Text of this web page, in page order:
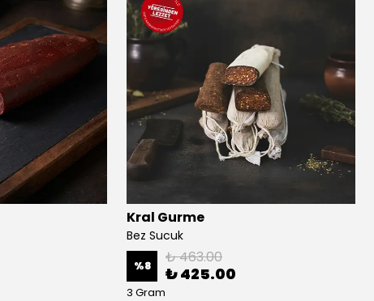
Kral Gurme
Bez Sucuk
%8 ₺ 463.00
₺ 425.00
3 Gram